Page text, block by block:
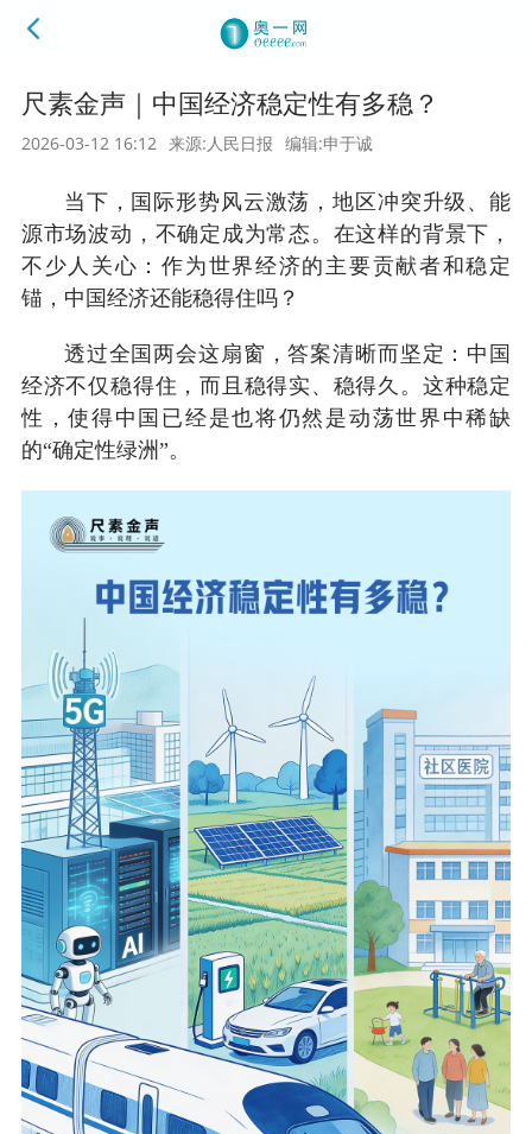
尺素金声｜中国经济稳定性有多稳？
2026-03-12 16:12 来源:人民日报 编辑:申于诚
当下，国际形势风云激荡，地区冲突升级、能
源市场波动，不确定成为常态。在这样的背景下，
不少人关心：作为世界经济的主要贡献者和稳定
锚，中国经济还能稳得住吗？
透过全国两会这扇窗，答案清晰而坚定：中国
经济不仅稳得住，而且稳得实、稳得久。这种稳定
性，使得中国已经是也将仍然是动荡世界中稀缺
的“确定性绿洲”。